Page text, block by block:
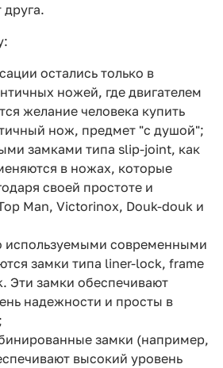
друга.
остались только в
ножей, где двигателем
желание человека купить
нож, предмет "с душой";
замками типа slip-joint, как
в ножах, которые
своей простоте и
Man, Victorinox, Douk-douk и
используемыми современными
замки типа liner-lock, frame
Эти замки обеспечивают
надежности и просты в
замки (например,
высокий уровень